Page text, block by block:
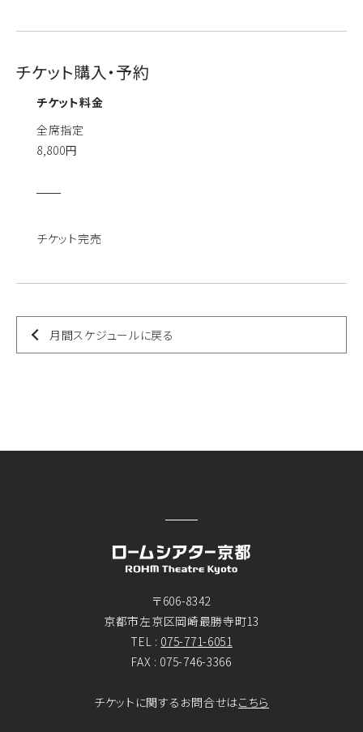
チケット購入・予約
チケット料金
全席指定
8,800円
チケット完売
月間スケジュールに戻る
〒606-8342
京都市左京区岡崎最勝寺町13
TEL : 075-771-6051
FAX : 075-746-3366
チケットに関するお問合せはこちら